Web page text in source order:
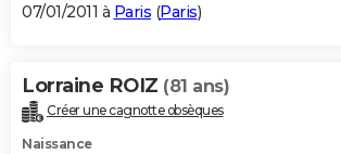
07/01/2011 à Paris (Paris)
Lorraine ROIZ (81 ans)
Créer une cagnotte obsèques
Naissance